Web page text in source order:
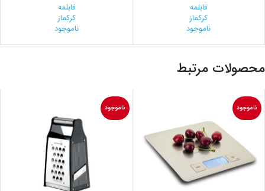
قابلمه
کرکماز
ناموجود
قابلمه
کرکماز
ناموجود
محصولات مرتبط
ناموجود ناموجود